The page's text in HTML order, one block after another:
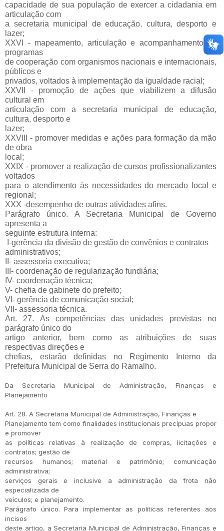
capacidade de sua população de exercer a cidadania em
articulação com
a secretaria municipal de educação, cultura, desporto e
lazer;
XXVI - mapeamento, articulação e acompanhamento de
programas
de cooperação com organismos nacionais e internacionais,
públicos e
privados, voltados à implementação da igualdade racial;
XXVII - promoção de ações que viabilizem a difusão
cultural em
articulação com a secretaria municipal de educação,
cultura, desporto e
lazer;
XXVIII - promover medidas e ações para formação da mão
de obra
local;
XXIX - promover a realização de cursos profissionalizantes
voltados
para o atendimento às necessidades do mercado local e
regional;
XXX -desempenho de outras atividades afins.
Parágrafo único. A Secretaria Municipal de Governo
apresenta a
seguinte estrutura interna:
I-gerência da divisão de gestão de convênios e contratos
administrativos;
II- assessoria executiva;
III- coordenação de regularização fundiária;
IV- coordenação técnica;
V- chefia de gabinete do prefeito;
VI- gerência de comunicação social;
VII- assessoria técnica.
Art. 27. As competências das unidades previstas no
parágrafo único do
artigo anterior, bem como as atribuições de suas
respectivas direções e
chefias, estarão definidas no Regimento Interno da
Prefeitura Municipal de Serra do Ramalho.
Da Secretaria Municipal de Administração, Finanças e
Planejamento
Art. 28. A Secretaria Municipal de Administração, Finanças e
Planejamento tem como finalidades institucionais precípuas propor
e promover
as políticas relativas à realização de compras, licitações e
contratos; gestão de
recursos humanos; material e patrimônio; comunicação
administrativa;
serviços gerais e inclusive a administração da frota não
especializada de
veículos; e planejamento.
Parágrafo único. Para implementar as políticas referentes aos
incisos
deste artigo, a Secretaria Municipal de Administração, Finanças e